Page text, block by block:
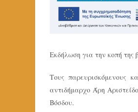
Εκδήλωση για την κοπή της
Τους παρευρισκόμενους
αντιδήμαρχο Άρη
Βόσδου.